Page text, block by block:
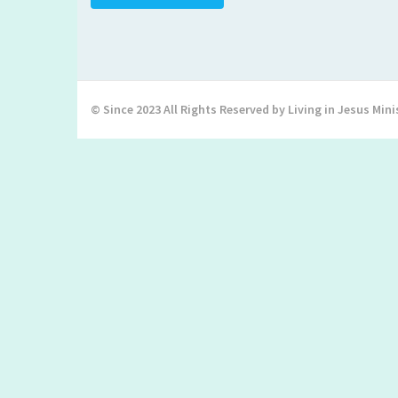
© Since 2023 All Rights Reserved by Living in Jesus